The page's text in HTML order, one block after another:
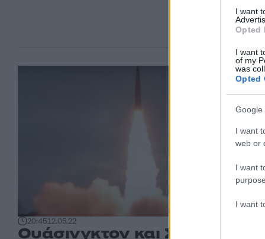
I want
Opted
I want
of my
was
Opted
Google
I want
web or
I want
I want
20:4512.05.22
Ουάσινγκτον και Σεούλ